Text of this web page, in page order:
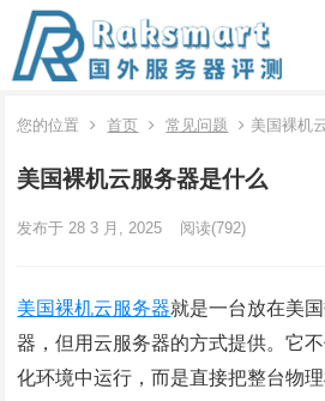
您的位置 首页 常见问题 美国裸机
美国裸机云服务器是什么
发布于 28 3 月, 2025 阅读(792)
美国裸机云服务器就是一台放在美
器，但用云服务器的方式提供。它
化环境中运行，而是直接把整台物